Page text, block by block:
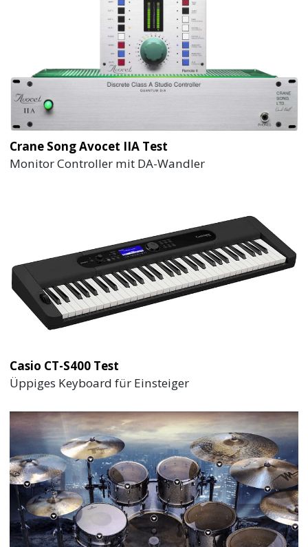
Crane Song Avocet IIA Test
Monitor Controller mit DA-Wandler
Casio CT-S400 Test
Üppiges Keyboard für Einsteiger